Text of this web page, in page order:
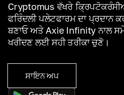
Cryptomus ਵੱਖਰੇ
ਫਰਿੰਦਲੀ ਪਲੇਟਫਾਰਮ ਦਾ ਪ੍ਰਦਾਨ
ਬਣਾਓ ਅਤੇ Axie Infinity ਨਾਲ
ਖਰੀਦਣ ਲਈ ਸਹੀ ਤਰੀਕਾ ਚੁਣੋ।
ਸਾਇਨ ਅਪ